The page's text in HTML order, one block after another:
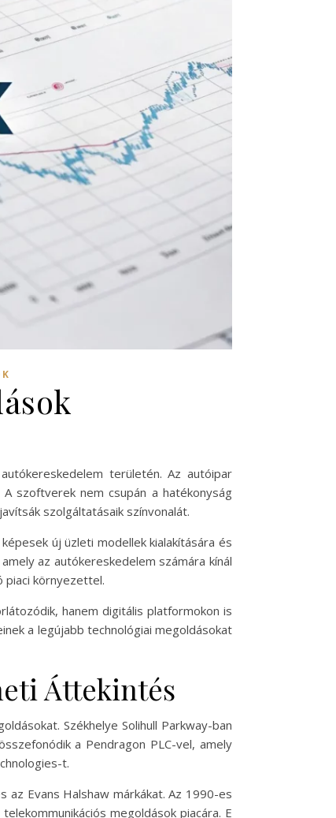
területén. Az autóipar
szoftverek nem csupán a hatékonyság
szolgáltatásaik színvonalát.
új üzleti modellek kialakítására és
az autókereskedelem számára kínál
környezettel.
hanem digitális platformokon is
a legújabb technológiai megoldásokat
Áttekintés
Székhelye Solihull Parkway-ban
a Pendragon PLC-vel, amely
t.
Evans Halshaw márkákat. Az 1990-es
megoldások piacára. E